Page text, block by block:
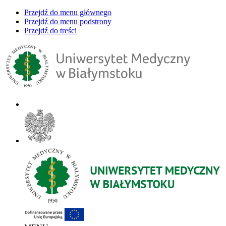
Przejdź do menu głównego
Przejdź do menu podstrony
Przejdź do treści